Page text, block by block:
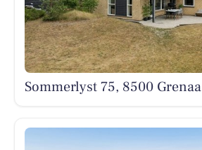
Sommerlyst 75, 8500 Grenaa